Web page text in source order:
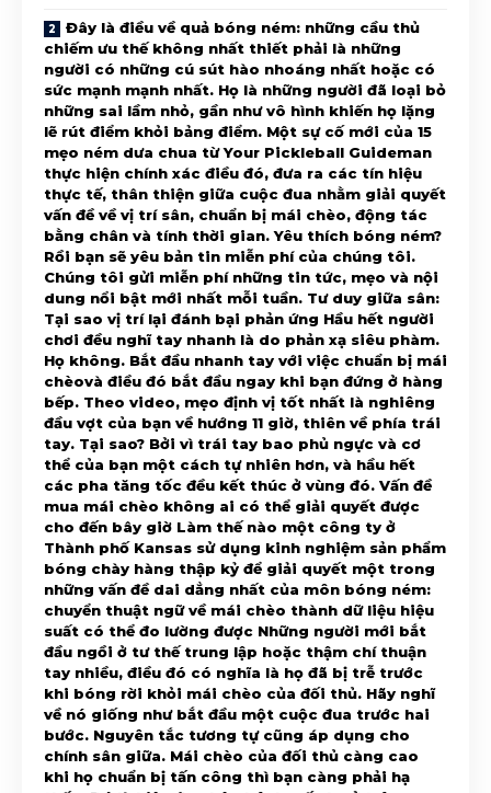
Đây là điều về quả bóng ném: những cầu thủ chiếm ưu thế không nhất thiết phải là những người có những cú sút hào nhoáng nhất hoặc có sức mạnh mạnh nhất. Họ là những người đã loại bỏ những sai lầm nhỏ, gần như vô hình khiến họ lặng lẽ rút điểm khỏi bảng điểm. Một sự cố mới của 15 mẹo ném dưa chua từ Your Pickleball Guideman thực hiện chính xác điều đó, đưa ra các tín hiệu thực tế, thân thiện giữa cuộc đua nhằm giải quyết vấn đề về vị trí sân, chuẩn bị mái chèo, động tác bằng chân và tính thời gian. Yêu thích bóng ném? Rồi bạn sẽ yêu bản tin miễn phí của chúng tôi. Chúng tôi gửi miễn phí những tin tức, mẹo và nội dung nổi bật mới nhất mỗi tuần. Tư duy giữa sân: Tại sao vị trí lại đánh bại phản ứng Hầu hết người chơi đều nghĩ tay nhanh là do phản xạ siêu phàm. Họ không. Bắt đầu nhanh tay với việc chuẩn bị mái chèovà điều đó bắt đầu ngay khi bạn đứng ở hàng bếp. Theo video, mẹo định vị tốt nhất là nghiêng đầu vợt của bạn về hướng 11 giờ, thiên về phía trái tay. Tại sao? Bởi vì trái tay bao phủ ngực và cơ thể của bạn một cách tự nhiên hơn, và hầu hết các pha tăng tốc đều kết thúc ở vùng đó. Vấn đề mua mái chèo không ai có thể giải quyết được cho đến bây giờ Làm thế nào một công ty ở Thành phố Kansas sử dụng kinh nghiệm sản phẩm bóng chày hàng thập kỷ để giải quyết một trong những vấn đề dai dẳng nhất của môn bóng ném: chuyển thuật ngữ về mái chèo thành dữ liệu hiệu suất có thể đo lường được Những người mới bắt đầu ngồi ở tư thế trung lập hoặc thậm chí thuận tay nhiều, điều đó có nghĩa là họ đã bị trễ trước khi bóng rời khỏi mái chèo của đối thủ. Hãy nghĩ về nó giống như bắt đầu một cuộc đua trước hai bước. Nguyên tắc tương tự cũng áp dụng cho chính sân giữa. Mái chèo của đối thủ càng cao khi họ chuẩn bị tấn công thì bạn càng phải hạ thấp. Đó là hiệu ứng bập bênh: nếu họ ở trên cao thì bạn sẽ ở dưới thấp. Điều này khiến bạn trở thành mục tiêu nhỏ hơn và cho bạn cơ hội tốt hơn để chặn hoặc chống lại bất cứ thứ gì lao nhanh vào cơ thể bạn. Sai lầm phổ biến nhất là đứng thẳng trong vùng chuyển tiếp, sau đó cố gắng phản ứng sau khi cú va chạm xảy ra. Đến lúc đó thì đã quá muộn. Tại sao cú đánh thứ ba của bạn lại quan trọng hơn bạn nghĩ Cú đánh thứ ba là nơi các cuộc biểu tình thắng hoặc thuatuy nhiên hầu hết người chơi đều coi đó là nỗ lực giành chiến thắng. Đó là ngược lại. Giữ cú đánh thứ ba của bạn ở mức 70% sức mạnh và tập trung vào việc làm cho nó giảm xuống. Toàn bộ mục tiêu là buộc đối thủ của bạn phải tung cú vô lê lên, nghĩa là họ tiếp xúc thấp hơn và chặn bóng thay vì tấn công. Khi bạn xé toạc toàn bộ sức mạnh, những người chơi mạnh chỉ cần đấm lại và đột nhiên bạn là người gặp rắc rối. Áp lực nhúng trơn tru tốt hơn tốc độ liều lĩnh. Đây là một chi tiết quan trọng khác: sau khi bạn giao bóng, hãy lùi về phía sau vạch cuối sân để bạn có thể bước vào cú đánh thứ ba với đà tiến về phía trước. Một sai lầm phổ biến là giao bóng và từ từ tiến về phía trước, sau đó bị kẹt khi trả giao bóng. Đó là khi quả bóng trôi đi và bạn bị tấn công. Hãy tạo cho mình không gian, ở phía sau vạch và bước vào cú đánh thứ ba để trọng lượng của bạn di chuyển về phía trước thông qua tiếp xúc. Làm thế nào để ngừng làm nổ quả bóng trong nhà bếp Nếu bạn muốn dừng việc ném bóng vào bếp, vấn đề hầu như luôn bắt đầu trước cả khi bạn vung vợt. Hướng dẫn này phân tích các nguyên nhân gốc rễ và cung cấp cho bạn các cách khắc phục cơ học chính xác để giữ cho cú đánh của bạn ở mức thấp và đối thủ của bạn mất thăng bằng. Khi ai đó giáng một đòn mạnh và hung hãn vào bạn, bản năng của bạn là bạn sẽ hoảng sợ. Đừng. Thay vào đó hãy sử dụng động tác chân. Một kiểu mẫu tuyệt vời là bước chéo nhanh bằng chân trong, sau đó đặt vợt sang một bên và ném bóng lùi về phía giữa. Điều quan trọng là bạn không cố gắng giành được món tiền đó. Bạn đang vô hiệu hóa nó và thiết lập lại đà tăng về hình dạng an toàn hơn. Đó là một động tác đơn giản nhưng nó giúp bạn không làm bóng bật lên hoặc mất thăng bằng. 💡 Cần một số thiết bị bóng ném mới? Nhận 20% giảm giá cho một số mái chèo, giày và nhiều mặt hàng khác khi nhập mã THEDINK tại Thể thao vợt Trung Tây Điều này kết nối với một nguyên tắc rộng hơn: bất cứ khi nào bạn đánh một cú đánh nhẹmái chèo của bạn phải ở trong tầm nhìn ngoại vi của bạn. Nếu cú ​​swing của bạn lớn hơn và mái chèo của bạn biến mất phía sau bạn, khả năng chạm bóng của bạn sẽ kém hơn và các cửa sổ bật lên sẽ xuất hiện. Cách khắc phục rất đơn giản: chuyển động nhỏ gọn, vẫn nhìn thấy được mái chèo và mọi thứ vẫn được kiểm soát. Kỹ thuật ăn Pickleball: Hướng dẫn hoàn chỉnh cho người mới bắt đầu Hướng dẫn này chia nhỏ mọi thứ bạn cần biết về hình thức ăn, cách cầm, thế đứng và cách tập thích hợp để chiếm ưu thế trong dây chuyền nhà bếp. Vị trí mái chèo của bạn tiết lộ điều gì về trò chơi của bạn Đây là điều mà hầu hết người chơi không nhận ra: vị trí mái chèo của bạn ở đường bếp nói lên toàn bộ câu chuyện. Rất nhiều người giữ mái chèo của họ quá cao. Mặc định thông minh hơn là chiều cao ngang rốn. Tại sao? Bởi vì hầu hết những quả bóng có thể tấn công mà bạn thực sự cần phản ứng sẽ đến ở thân, hông hoặc bàn chân của bạn. Khi mái chèo của bạn bắt đầu quá cao, bạn sẽ xuống muộn. Và nếu một quả bóng bay cao ngang vai bạn thì rất có thể nó sẽ bay ra ngoài. Vì vậy, việc bắt đầu ở mức thấp hơn sẽ giúp bạn dễ dàng để lại những quả bóng đó hơn thay vì hoảng sợ chặn chúng lại. Yêu thích bóng ném? Rồi bạn sẽ yêu bản tin miễn phí của chúng tôi. Chúng tôi gửi miễn phí những tin tức, mẹo và nội dung nổi bật mới nhất mỗi tuần. Logic tương tự áp dụng cho việc theo dõi. Nếu bạn tiếp tục bị cánh gà, điều đó thường có nghĩa là việc theo dõi mái chèo của bạn sai. Bóng đi tới đâu thì đầu vợt của bạn phải hướng thẳng vào bóng. Sai lầm phổ biến là để vợt lệch sang một bên khi bóng di chuyển. Và rồi khi một cuộc tấn công ập đến, mái chèo của bạn bị kẹt ở thế yếu và bạn không thể phản ứng được. Nếu mái chèo của bạn đang theo dõi quả bóng giống như con trỏ laser, bạn có thể phản ứng với ít chuyển động hơn và không bị kẹt. Ma trận quyết định: Khi nào nên tấn công hoặc thiết lập lại trong Pickleball Pickleball thực sự xoay quanh hai yếu tố chính: vị trí sân của bạn và độ cao của bóng. Ma trận này giải mã trò chơi cho bạn. Tấn công điểm yếu: Đọc đối thủ Không phải tất cả các đối thủ đều được tạo ra như nhau và những người chơi thông minh sẽ khai thác được điều đó. Nếu bạn nhận thấy đối thủ của mình không có cú đánh trái tay bằng hai tay, hãy tấn công cú đánh trái tay mở rộng của họ. Việc vươn tay bằng một tay, đặc biệt là dang rộng hoặc bị kẹt, rất khó kiểm soát. Đó là một trong những mẫu dễ tìm và lặp lại nhất trong trò ném bóng. Nếu họ có người chơi bằng hai tay, bạn sẽ thường thấy sự khác biệt ngay lập tức: ổn định hơn, kiểm soát tốc độ tốt hơn, ít lỗi hơn. Đây là nơi nhận thức của tòa án trở thành vũ khí. Nếu đối thủ của bạn vẫn quay lại và bạn đã ở trong bếp, đừng để họ có cơ hội tiếp cận bằng một cú thả nhẹ hoặc một quả bóng dễ dàng. Giữ chúng lại. Làm cho họ kiếm được nhà bếp. Rất nhiều người chơi vô tình làm mất lợi thế khi đánh bóng khiến đối thủ thoải mái tiến về phía trước. Khi bạn lên và họ quay lại, việc của bạn là duy trì áp lực và giữ lợi thế. Tâm lý bóng ném: Tại sao bạn bỏ lỡ những cú đánh dễ dàng Tâm lý Pickleball đóng một vai trò to lớn trong kết quả trận đấu, đặc biệt là trong những đợt giằng co kéo dài. Jack Sock giải thích việc phòng ngự không ngừng nghỉ có thể làm suy sụp tinh thần của cả những cầu thủ giỏi nhất. Thiết lập lại và tăng tốc: Hai lần chụp, hai quy tắc Việc thiết lập lại là một trong những cú đánh bị hiểu lầm nhiều nhất trong môn bóng ném. Ở giữa sân, khi bạn bắt đầu lại, rất nhiều người chơi cắt bóng vì họ đến từ quần vợt hoặc họ nghĩ rằng điều đó giúp tăng thêm khả năng kiểm soát. Nhưng đối với hầu hết mọi người, việc đặt lại lát cắt sẽ thêm độ xoáy xuống làm cho quả bóng nổi và bật lên. Một cách tiếp cận nhất quán hơn là thúc đẩy thiết lập lại: sạch sẽ, đơn giản, có kiểm soát. Lực đẩy giúp bạn đánh bóng thẳng hơn, dễ đoán hơn và giúp việc đặt lại không bị tấn công dễ dàng hơn. Việc tăng tốc có quy tắc riêng của nó. Nếu bạn muốn tăng tốc độ nảy, bạn phải đưa chân dẫn đầu của mình ra sau quả bóng. Bạn không thể với tới nó rộng rãi và mong đợi sự kiểm soát. Khi chân của bạn ở phía sau điểm nảy, bạn có thể hạ đầu vợt xuống và điều khiển độ xoáy. Khi bạn bị kéo căng, mái chèo không thể vào đúng vị trí và việc tăng tốc của bạn trở thành một phỏng đoán hoang dã. Thiết lập lại Pickleball: Làm chủ cú sút ở vùng chuyển tiếp Việc thiết lập lại không liên quan đến nguồn điện—mà là cảm ứng, định vị và góc độ. Hãy nắm vững những điều đó và bạn sẽ kiểm soát được trận đấu sẽ thắng ở đâu. Bối cảnh và thời gian: Kỹ năng vô hình Sau khi bạn thực hiện cú đánh thứ ba và bạn đang di chuyển vào, bạn muốn hoàn toàn ổn định trước khi đối thủ tiếp xúc với quả bóng tiếp theo của họ. Lỗi thường gặp là chạy qua thời điểm tiếp xúc, vẫn chuyển động, vẫn trôi, vẫn không ổn định. Sau đó bóng đến nhanh và bạn bị trễ. Nếu bạn dừng lại, đặt chân và chuẩn bị tư thế trước khi chúng đánh, mọi thứ sẽ trở nên dễ xử lý hơn. Đó là một sự thay đổi nhỏ về thời gian nhưng mang lại kết quả to lớn. Đây là lý do tại sao sẵn sàng trước khi đối thủ tiếp xúc là một trong những nguyên tắc cơ bản được đánh giá thấp nhất trong môn thể thao này. Phía trên và thùy: Vũ khí phòng thủ Nếu bạn bật bóng lên và đối thủ sắp đập bóng, đừng chỉ đứng đó và hy vọng. Ngay khi bạn nhận ra cửa sổ bật lên, hãy rút lui nhanh chóng và chiếm giữ càng nhiều càng tốt trước khi chúng liên lạc. Việc rút lui sớm đó sẽ mua được thời gian. Và vị trí đặt thấp giúp khối và phản ứng của bạn sạch hơn. Mặt khác, nếu đối thủ của bạn liên tục hạ gục bạn, đó sẽ là một tín hiệu xanh lớn. Trọng lượng của họ nghiêng về phía trước và trọng lượng về phía trước chính xác là yếu tố tạo nên hiệu quả của một cú lốp bóng đúng lúc. Thay vì khó chịu vì họ tung hô mọi thứ, hãy dùng điều đó để chống lại họ. Hãy để họ cho bạn thấy họ đang bò, sau đó ném cú lốp bóng qua